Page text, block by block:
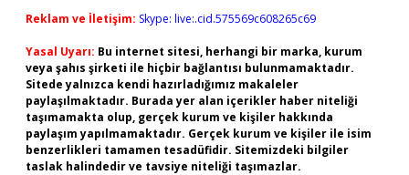
Reklam ve İletişim: Skype: live:.cid.575569c608265c69
Yasal Uyarı: Bu internet sitesi, herhangi bir marka, kurum
veya şahıs şirketi ile hiçbir bağlantısı bulunmamaktadır.
Sitede yalnızca kendi hazırladığımız makaleler
paylaşılmaktadır. Burada yer alan içerikler haber niteliği
taşımamakta olup, gerçek kurum ve kişiler hakkında
paylaşım yapılmamaktadır. Gerçek kurum ve kişiler ile isim
benzerlikleri tamamen tesadüfidir. Sitemizdeki bilgiler
taslak halindedir ve tavsiye niteliği taşımazlar.